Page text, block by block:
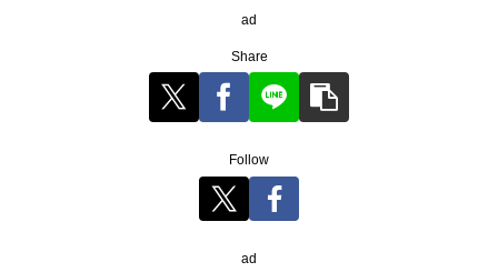
ad
Share
Follow
ad